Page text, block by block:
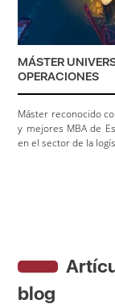
MÁSTER
OPERACIONES
Máster reconocido
y mejores MBA de
en el sector de la
blog